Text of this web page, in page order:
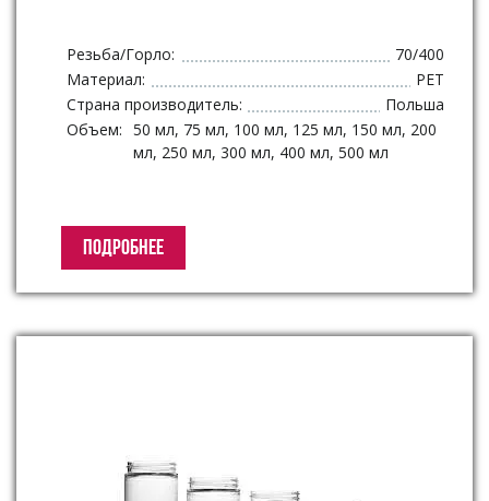
Резьба/Горло:
70/400
Материал:
PET
Страна производитель:
Польша
Объем: 50 мл, 75 мл, 100 мл, 125 мл, 150 мл, 200
мл, 250 мл, 300 мл, 400 мл, 500 мл
ПОДРОБНЕЕ